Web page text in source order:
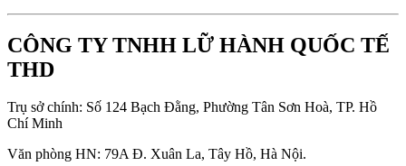
CÔNG TY TNHH LỮ HÀNH QUỐC TẾ
THD
Trụ sở chính: Số 124 Bạch Đằng, Phường Tân Sơn Hoà, TP. Hồ
Chí Minh
Văn phòng HN: 79A Đ. Xuân La, Tây Hồ, Hà Nội.